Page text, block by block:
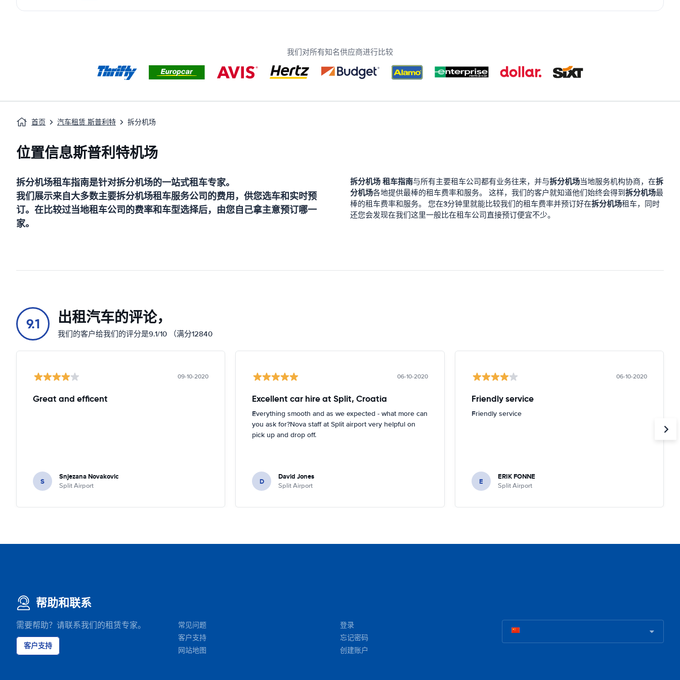
我们对所有知名供应商进行比较
首页 汽车租赁 斯普利特 拆分机场
位置信息斯普利特机场
拆分机场租车指南是针对拆分机场的一站式租车专家。
我们展示来自大多数主要拆分机场租车服务公司的费用，供您选车和实时预
订。在比较过当地租车公司的费率和车型选择后，由您自己拿主意预订哪一
家。
拆分机场租车指南与所有主要租车公司都有业务往来，并与拆分机场当地服务机构协商，在拆
分机场各地提供最棒的租车费率和服务。 这样，我们的客户就知道他们始终会得到 拆分机场最
棒的租车费率和服务。 您在3分钟里就能比较我们的租车费率并预订好在拆分机场租车，同时
还您会发现在我们这里一般比在租车公司直接预订便宜不少。
9.1 出租汽车的评论，
我们的客户给我们的评分是9.1/10 （满分12840
09-10-2020
Great and efficent
S Snjezana Novakovic
Split Airport
06-10-2020
Excellent car hire at Split, Croatia
Everything smooth and as we expected - what more can
you ask for?Nova staff at Split airport very helpful on
pick up and drop off.
D David Jones
Split Airport
06-10-2020
Friendly service
Friendly service
E ERIK FONNE
Split Airport
帮助和联系
需要帮助？请联系我们的租赁专家。
客户支持
常见问题
客户支持
网站地图
登录
忘记密码
创建账户